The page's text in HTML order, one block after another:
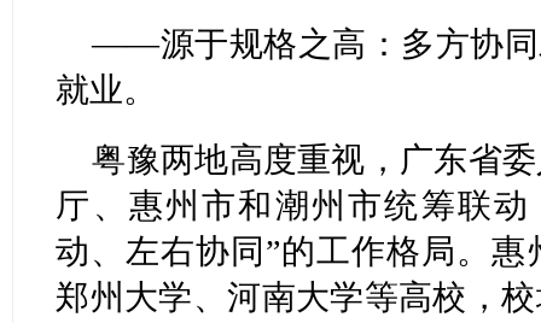
——源于规格之高：多方协同
就业。
粤豫两地高度重视，广东省
厅、惠州市和潮州市统筹联
动、左右协同”的工作格局。
郑州大学、河南大学等高校，